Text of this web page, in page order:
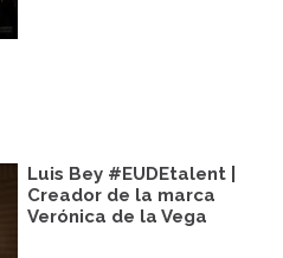
Luis Bey #EUDEtalent |
Creador de la marca
Verónica de la Vega